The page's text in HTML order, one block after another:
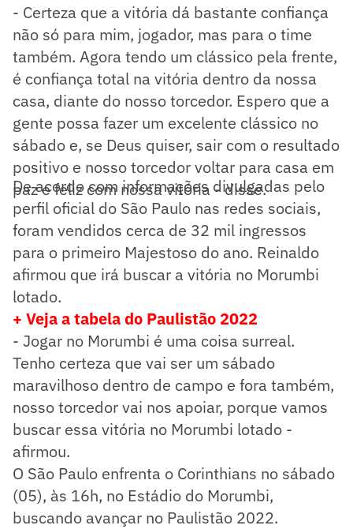
- Certeza que a vitória dá bastante confiança
não só para mim, jogador, mas para o time
também. Agora tendo um clássico pela frente,
é confiança total na vitória dentro da nossa
casa, diante do nosso torcedor. Espero que a
gente possa fazer um excelente clássico no
sábado e, se Deus quiser, sair com o resultado
positivo e nosso torcedor voltar para casa em
paz e feliz com nossa vitória - disse.
De acordo com informações divulgadas pelo
perfil oficial do São Paulo nas redes sociais,
foram vendidos cerca de 32 mil ingressos
para o primeiro Majestoso do ano. Reinaldo
afirmou que irá buscar a vitória no Morumbi
lotado.
+ Veja a tabela do Paulistão 2022
- Jogar no Morumbi é uma coisa surreal.
Tenho certeza que vai ser um sábado
maravilhoso dentro de campo e fora também,
nosso torcedor vai nos apoiar, porque vamos
buscar essa vitória no Morumbi lotado -
afirmou.
O São Paulo enfrenta o Corinthians no sábado
(05), às 16h, no Estádio do Morumbi,
buscando avançar no Paulistão 2022.